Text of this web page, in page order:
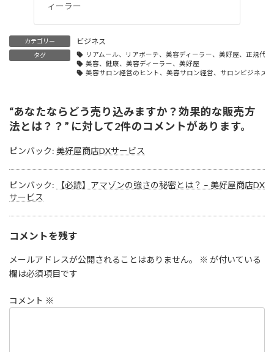
ィーラー
カテゴリー ビジネス
タグ
リアムール、リアボーテ、美容ディーラー、美好屋、正規代
美容、健康、美容ディーラー、美好屋
美容サロン経営のヒント、美容サロン経営、サロンビジネス
“あなたならどう売り込みますか？効果的な販売方
法とは？？ ” に対して2件のコメントがあります。
ピンバック: 美好屋商店DXサービス
ピンバック:
【必読】アマゾンの強さの秘密とは？ – 美好屋商店DX
サービス
コメントを残す
メールアドレスが公開されることはありません。 ※ が付いている
欄は必須項目です
コメント ※